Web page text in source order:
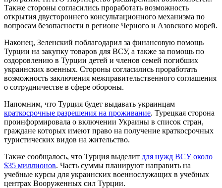
Также стороны согласились проработать возможность
открытия двустороннего консультационного механизма по
вопросам безопасности в регионе Черного и Азовского морей.
Наконец, Зеленский поблагодарил за финансовую помощь
Турции на закупку товаров для ВСУ, а также за помощь по
оздоровлению в Турции детей и членов семей погибших
украинских военных. Стороны согласились проработать
возможность заключения межправительственного соглашения
о сотрудничестве в сфере обороны.
Напомним, что Турция будет выдавать украинцам
краткосрочные разрешения на проживание. Турецкая сторона
проинформировала о включении Украины в список стран,
граждане которых имеют право на получение краткосрочных
туристических видов на жительство.
Также сообщалось, что Турция выделит для нужд ВСУ около
$35 миллионов. Часть суммы планируют направить на
учебные курсы для украинских военнослужащих в учебных
центрах Вооруженных сил Турции.